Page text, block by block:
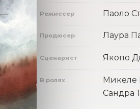
Режиссер Паоло
Продюсер Лаура
Сценарист Якопо
В ролях
Микеле
Сандра